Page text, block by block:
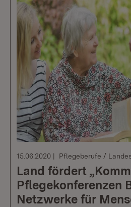
15.06.2020 Pflegeberufe /
Land fördert
Pflegekonferenzen
Netzwerke für